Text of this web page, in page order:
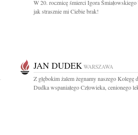
W 20. rocznicę śmierci Igora Śmiałowskiego
jak strasznie mi Ciebie brak!
JAN DUDEK WARSZAWA
Z głębokim żalem żegnamy naszego Kolegę
Dudka wspaniałego Człowieka, cenionego